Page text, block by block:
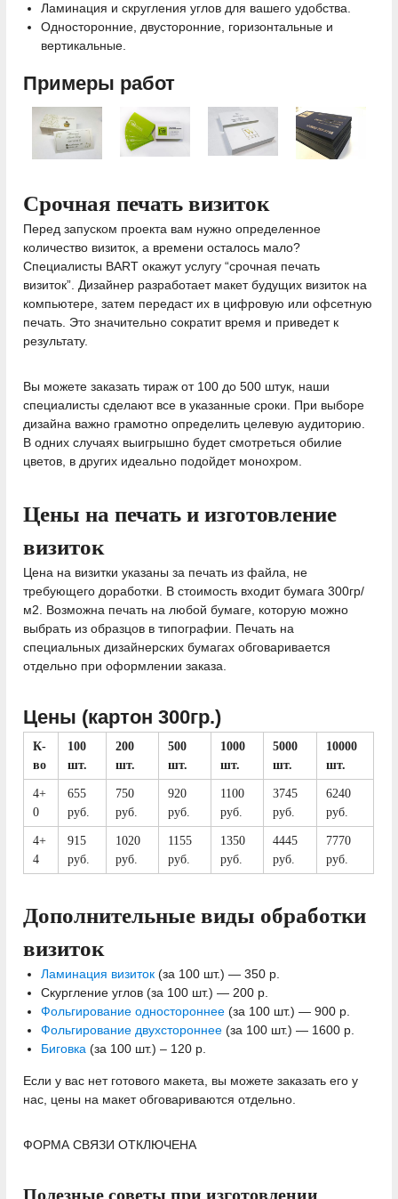
Ламинация и скругления углов для вашего удобства.
Односторонние, двусторонние, горизонтальные и
вертикальные.
Примеры работ
Срочная печать визиток
Перед запуском проекта вам нужно определенное
количество визиток, а времени осталось мало?
Специалисты BART окажут услугу “срочная печать
визиток”. Дизайнер разработает макет будущих визиток на
компьютере, затем передаст их в цифровую или офсетную
печать. Это значительно сократит время и приведет к
результату.
Вы можете заказать тираж от 100 до 500 штук, наши
специалисты сделают все в указанные сроки. При выборе
дизайна важно грамотно определить целевую аудиторию.
В одних случаях выигрышно будет смотреться обилие
цветов, в других идеально подойдет монохром.
Цены на печать и изготовление
визиток
Цена на визитки указаны за печать из файла, не
требующего доработки. В стоимость входит бумага 300гр/
м2. Возможна печать на любой бумаге, которую можно
выбрать из образцов в типографии. Печать на
специальных дизайнерских бумагах обговаривается
отдельно при оформлении заказа.
Цены (картон 300гр.)
К-
во
100
шт.
200
шт.
500
шт.
1000
шт.
5000
шт.
10000
шт.
4+
0
655
руб.
750
руб.
920
руб.
1100
руб.
3745
руб.
6240
руб.
4+
4
915
руб.
1020
руб.
1155
руб.
1350
руб.
4445
руб.
7770
руб.
Дополнительные виды обработки
визиток
Ламинация визиток (за 100 шт.) — 350 р.
Скургление углов (за 100 шт.) — 200 р.
Фольгирование одностороннее (за 100 шт.) — 900 р.
Фольгирование двухстороннее (за 100 шт.) — 1600 р.
Биговка (за 100 шт.) – 120 р.
Если у вас нет готового макета, вы можете заказать его у
нас, цены на макет обговариваются отдельно.
ФОРМА СВЯЗИ ОТКЛЮЧЕНА
Полезные советы при изготовлении